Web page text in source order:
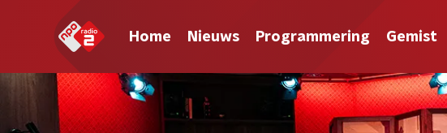
Home Nieuws Programmering Gemist